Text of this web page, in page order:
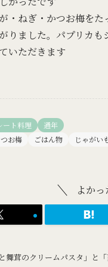
・ねぎ・かつお梅をた
りました。パプリカも
いただきます
ート料理
通年
お梅
ごはん物 じゃがい
よか
舞茸のクリームパスタ」と